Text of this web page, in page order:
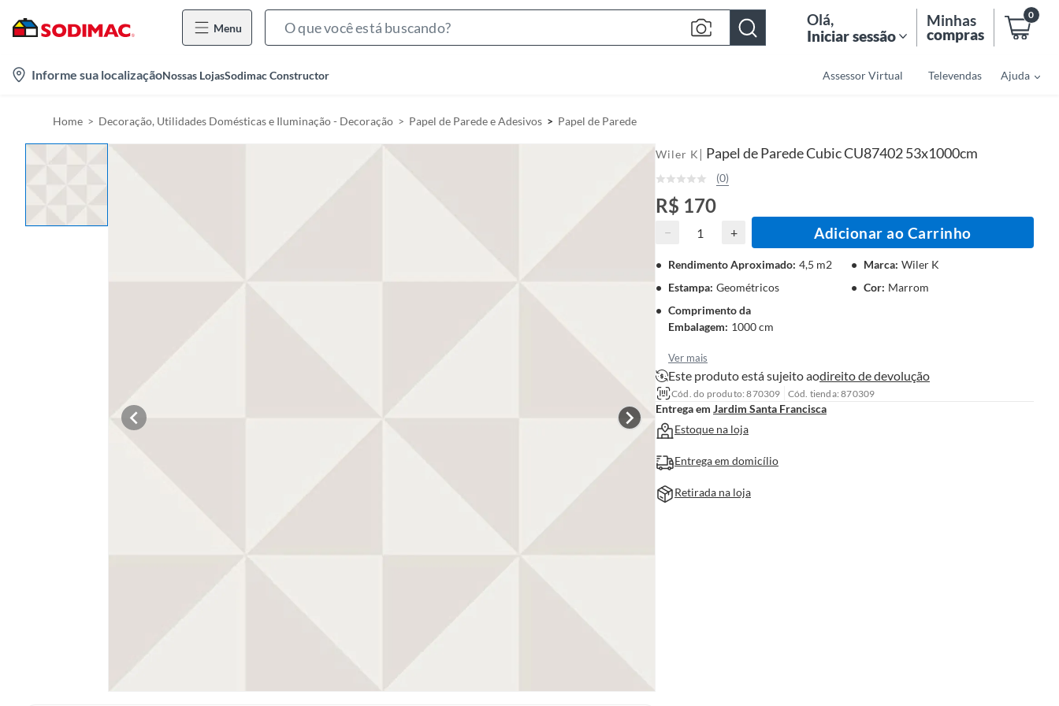
Menu
h
Olá,
Iniciar sessão
Minhas
compras
0
Informe sua localizaçãoNossas LojasSodimac Constructor Assessor Virtual Televendas Ajuda
Home Decoração, Utilidades Domésticas e Iluminação - Decoração Papel de Parede e Adesivos Papel de Parede
Wiler K | Papel de Parede Cubic CU87402 53x1000cm
(0)
R$ 170
− + Adicionar ao Carrinho
Rendimento Aproximado: 4,5 m2 Marca: Wiler K
Estampa: Geométricos Cor: Marrom
Comprimento da
Embalagem: 1000 cm
Ver mais
Este produto está sujeito aodireito de devolução
Cód. do produto: 870309 Cód. tienda: 870309
Entrega em Jardim Santa Francisca
Estoque na loja
Entrega em domicílio
Retirada na loja